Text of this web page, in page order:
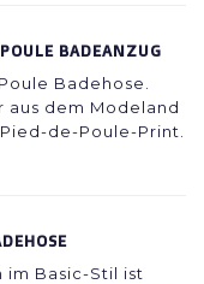
BADEANZUG
Badehose.
aus dem Modeland
de-Poule-Print.
Dunkelgrün in
im Basic-Stil ist